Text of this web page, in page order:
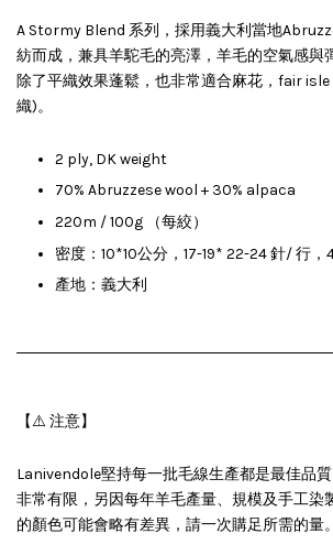
A Stormy Blend 系列，採用義大利當地
紡而成，兼具羊駝毛的亮澤，羊毛的空氣感與
除了平織效果蓬鬆，也非常適合麻花，fair
織)。
2 ply, DK weight
70% Abruzzese wool + 30% alpaca
220m / 100g （每絞）
密度：10*10公分，17-19* 22-24 針/ 行
產地：義大利
【⚠️ 注意】
Lanivendole堅持每一批毛線生產都是最佳品
非常有限，另因每年羊毛產量、規模及手工染
的顏色可能會略有差異，請一次購足所需的量。